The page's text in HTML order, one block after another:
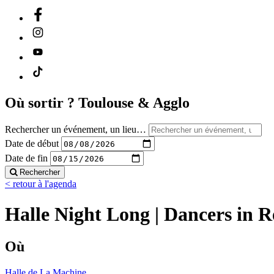
Où sortir ? Toulouse & Agglo
Rechercher un événement, un lieu…
Date de début
Date de fin
Rechercher
< retour à l'agenda
Halle Night Long | Dancers in
Où